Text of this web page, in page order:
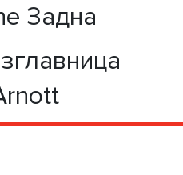
Задна